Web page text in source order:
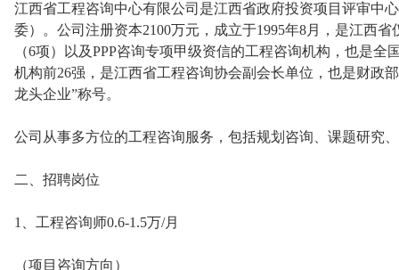
江西省工程咨询中心有限公司是江西省政府投资项目评审中
委）。公司注册资本2100万元，成立于1995年8月，是江西
（6项）以及PPP咨询专项甲级资信的工程咨询机构，也是
机构前26强，是江西省工程咨询协会副会长单位，也是财政
龙头企业”称号。
公司从事多方位的工程咨询服务，包括规划咨询、课题研究
二、招聘岗位
1、工程咨询师0.6-1.5万/月
（项目咨询方向）